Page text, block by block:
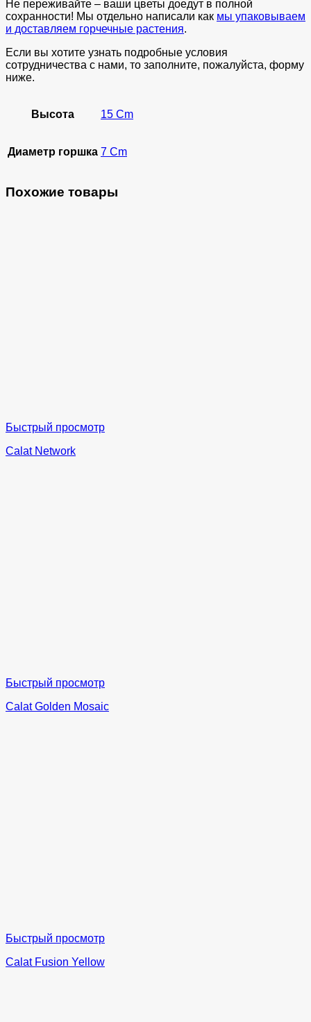
Не переживайте – ваши цветы доедут в полной
сохранности! Мы отдельно написали как мы упаковываем
и доставляем горчечные растения.
Если вы хотите узнать подробные условия
сотрудничества с нами, то заполните, пожалуйста, форму
ниже.
Высота 15 Cm
Диаметр горшка 7 Cm
Похожие товары
Быстрый просмотр
Calat Network
Быстрый просмотр
Calat Golden Mosaic
Быстрый просмотр
Calat Fusion Yellow